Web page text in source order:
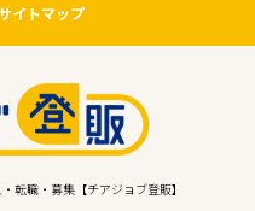
イトマップ
転職・募集【チアジョブ登販】